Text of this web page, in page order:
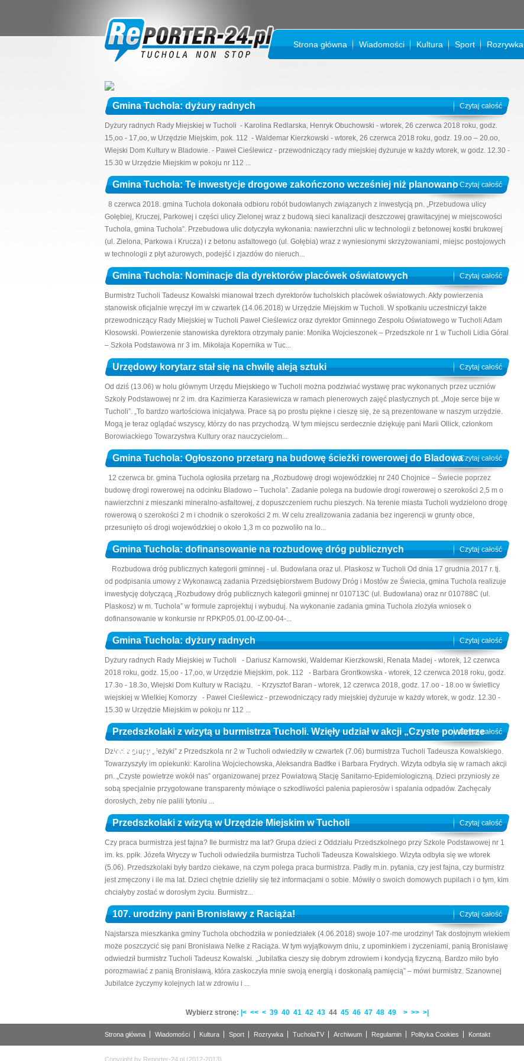
Strona główna Wiadomości Kultura Sport Rozrywka
Gmina Tuchola: dyżury radnych Czytaj całość
Dyżury radnych Rady Miejskiej w Tucholi - Karolina Redlarska, Henryk Obuchowski - wtorek, 26 czerwca 2018 roku, godz.
15,oo - 17,oo, w Urzędzie Miejskim, pok. 112 - Waldemar Kierzkowski - wtorek, 26 czerwca 2018 roku, godz. 19.oo – 20.oo,
Wiejski Dom Kultury w Bladowie. - Paweł Cieślewicz - przewodniczący rady miejskiej dyżuruje w każdy wtorek, w godz. 12.30 -
15.30 w Urzędzie Miejskim w pokoju nr 112 ...
Gmina Tuchola: Te inwestycje drogowe zakończono wcześniej niż planowanoCzytaj całość
8 czerwca 2018. gmina Tuchola dokonała odbioru robót budowlanych związanych z inwestycją pn. „Przebudowa ulicy
Gołębiej, Kruczej, Parkowej i części ulicy Zielonej wraz z budową sieci kanalizacji deszczowej grawitacyjnej w miejscowości
Tuchola, gmina Tuchola”. Przebudowa ulic dotyczyła wykonania: nawierzchni ulic w technologii z betonowej kostki brukowej
(ul. Zielona, Parkowa i Krucza) i z betonu asfaltowego (ul. Gołębia) wraz z wyniesionymi skrzyżowaniami, miejsc postojowych
w technologii z płyt ażurowych, podejść i zjazdów do nieruch...
Gmina Tuchola: Nominacje dla dyrektorów placówek oświatowych Czytaj całość
Burmistrz Tucholi Tadeusz Kowalski mianował trzech dyrektorów tucholskich placówek oświatowych. Akty powierzenia
stanowisk oficjalnie wręczył im w czwartek (14.06.2018) w Urzędzie Miejskim w Tucholi. W spotkaniu uczestniczył także
przewodniczący Rady Miejskiej w Tucholi Paweł Cieślewicz oraz dyrektor Gminnego Zespołu Oświatowego w Tucholi Adam
Kłosowski. Powierzenie stanowiska dyrektora otrzymały panie: Monika Wojcieszonek – Przedszkole nr 1 w Tucholi Lidia Góral
– Szkoła Podstawowa nr 3 im. Mikołaja Kopernika w Tuc...
Urzędowy korytarz stał się na chwilę aleją sztuki Czytaj całość
Od dziś (13.06) w holu głównym Urzędu Miejskiego w Tucholi można podziwiać wystawę prac wykonanych przez uczniów
Szkoły Podstawowej nr 2 im. dra Kazimierza Karasiewicza w ramach plenerowych zajęć plastycznych pt. „Moje serce bije w
Tucholi”. „To bardzo wartościowa inicjatywa. Prace są po prostu piękne i cieszę się, że są prezentowane w naszym urzędzie.
Mogą je teraz oglądać wszyscy, którzy do nas przychodzą. W tym miejscu serdecznie dziękuję pani Marii Ollick, członkom
Borowiackiego Towarzystwa Kultury oraz nauczycielom...
Gmina Tuchola: Ogłoszono przetarg na budowę ścieżki rowerowej do BladowaCzytaj całość
12 czerwca br. gmina Tuchola ogłosiła przetarg na „Rozbudowę drogi wojewódzkiej nr 240 Chojnice – Świecie poprzez
budowę drogi rowerowej na odcinku Bladowo – Tuchola”. Zadanie polega na budowie drogi rowerowej o szerokości 2,5 m o
nawierzchni z mieszanki mineralno-asfaltowej, z dopuszczeniem ruchu pieszych. Na terenie miasta Tucholi wydzielono drogę
rowerową o szerokości 2 m i chodnik o szerokości 2 m. W celu zrealizowania zadania bez ingerencji w grunty obce,
przesunięto oś drogi wojewódzkiej o około 1,3 m co pozwoliło na lo...
Gmina Tuchola: dofinansowanie na rozbudowę dróg publicznych Czytaj całość
Rozbudowa dróg publicznych kategorii gminnej - ul. Budowlana oraz ul. Plaskosz w Tucholi Od dnia 17 grudnia 2017 r. tj.
od podpisania umowy z Wykonawcą zadania Przedsiębiorstwem Budowy Dróg i Mostów ze Świecia, gmina Tuchola realizuje
inwestycję dotyczącą „Rozbudowy dróg publicznych kategorii gminnej nr 010713C (ul. Budowlana) oraz nr 010788C (ul.
Plaskosz) w m. Tuchola” w formule zaprojektuj i wybuduj. Na wykonanie zadania gmina Tuchola złożyła wniosek o
dofinansowanie w konkursie nr RPKP.05.01.00-IZ.00-04-...
Gmina Tuchola: dyżury radnych Czytaj całość
Dyżury radnych Rady Miejskiej w Tucholi - Dariusz Karnowski, Waldemar Kierzkowski, Renata Madej - wtorek, 12 czerwca
2018 roku, godz. 15,oo - 17,oo, w Urzędzie Miejskim, pok. 112 - Barbara Grontkowska - wtorek, 12 czerwca 2018 roku, godz.
17.3o - 18.3o, Wiejski Dom Kultury w Raciążu. - Krzysztof Baran - wtorek, 12 czerwca 2018, godz. 17.oo - 18.oo w świetlicy
wiejskiej w Wielkiej Komorzy - Paweł Cieślewicz - przewodniczący rady miejskiej dyżuruje w każdy wtorek, w godz. 12.30 -
15.30 w Urzędzie Miejskim w pokoju nr 112 ...
Przedszkolaki z wizytą u burmistrza Tucholi. Wzięły udział w akcji „Czyste powietrze
wokół nas”
Czytaj całość
Dzieci z grupy „Jeżyki” z Przedszkola nr 2 w Tucholi odwiedziły w czwartek (7.06) burmistrza Tucholi Tadeusza Kowalskiego.
Towarzyszyły im opiekunki: Karolina Wojciechowska, Aleksandra Badtke i Barbara Frydrych. Wizyta odbyła się w ramach akcji
pn. „Czyste powietrze wokół nas” organizowanej przez Powiatową Stację Sanitarno-Epidemiologiczną. Dzieci przyniosły ze
sobą specjalnie przygotowane transparenty mówiące o szkodliwości palenia papierosów i spalania odpadów. Zachęcały
dorosłych, żeby nie palili tytoniu ...
Przedszkolaki z wizytą w Urzędzie Miejskim w Tucholi Czytaj całość
Czy praca burmistrza jest fajna? Ile burmistrz ma lat? Grupa dzieci z Oddziału Przedszkolnego przy Szkole Podstawowej nr 1
im. ks. ppłk. Józefa Wryczy w Tucholi odwiedziła burmistrza Tucholi Tadeusza Kowalskiego. Wizyta odbyła się we wtorek
(5.06). Przedszkolaki były bardzo ciekawe, na czym polega praca burmistrza. Padły m.in. pytania, czy jest fajna, czy burmistrz
jest zmęczony i ile ma lat. Dzieci chętnie dzieliły się też informacjami o sobie. Mówiły o swoich domowych pupilach i o tym, kim
chciałyby zostać w dorosłym życiu. Burmistrz...
107. urodziny pani Bronisławy z Raciąża! Czytaj całość
Najstarsza mieszkanka gminy Tuchola obchodziła w poniedziałek (4.06.2018) swoje 107-me urodziny! Tak dostojnym wiekiem
może poszczycić się pani Bronisława Nelke z Raciąża. W tym wyjątkowym dniu, z upominkiem i życzeniami, panią Bronisławę
odwiedził burmistrz Tucholi Tadeusz Kowalski. „Jubilatka cieszy się dobrym zdrowiem i kondycją fizyczną. Bardzo miło było
porozmawiać z panią Bronisławą, która zaskoczyła mnie swoją energią i doskonałą pamięcią” – mówi burmistrz. Szanownej
Jubilatce życzymy kolejnych lat w zdrowiu i ...
Wybierz stronę: |< << < 39 40 41 42 43 44 45 46 47 48 49 > >> >|
Strona główna Wiadomości Kultura Sport Rozrywka TucholaTV Archiwum Regulamin Polityka Cookies Kontakt
Copyright by Reporter-24.pl (2012-2013)